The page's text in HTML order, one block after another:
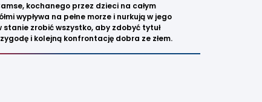
kochanego przez dzieci na całym
wypływa na pełne morze i nurkują w jego
stanie zrobić wszystko, aby zdobyć tytuł
i kolejną konfrontację dobra ze złem.